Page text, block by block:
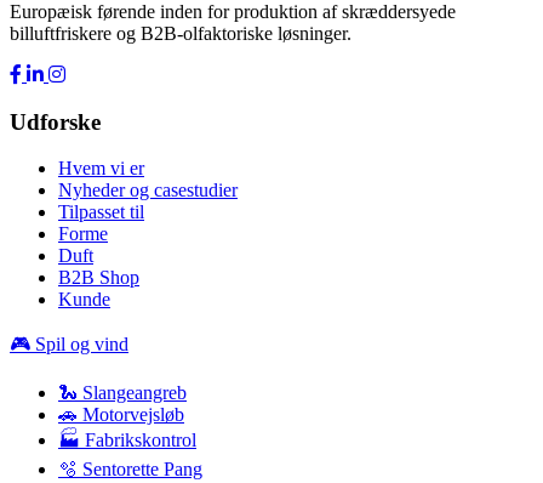
Europæisk førende inden for produktion af skræddersyede
billuftfriskere og B2B-olfaktoriske løsninger.
Udforske
Hvem vi er
Nyheder og casestudier
Tilpasset til
Forme
Duft
B2B Shop
Kunde
🎮 Spil og vind
🐍 Slangeangreb
🚗 Motorvejsløb
🏭 Fabrikskontrol
🫧 Sentorette Pang